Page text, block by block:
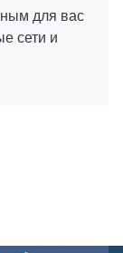
для вас
сети и